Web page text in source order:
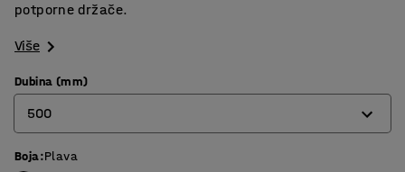
potporne držače.
Više
Dubina (mm)
500
400
Boja:Plava